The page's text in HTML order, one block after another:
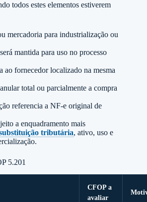
todos estes elementos estiverem
mercadoria para industrialização ou
mantida para uso no processo
ao fornecedor localizado na mesma
total ou parcialmente a compra
referencia a NF-e original de
a enquadramento mais
tributária, ativo, uso e
5.201
CFOP a
avaliar